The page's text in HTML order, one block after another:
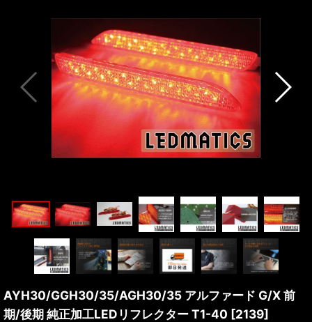
AYH30/GGH30/35/AGH30/35 アルファード G/X 前
期/後期 純正加工LEDリフレクター T1-40 [2139]